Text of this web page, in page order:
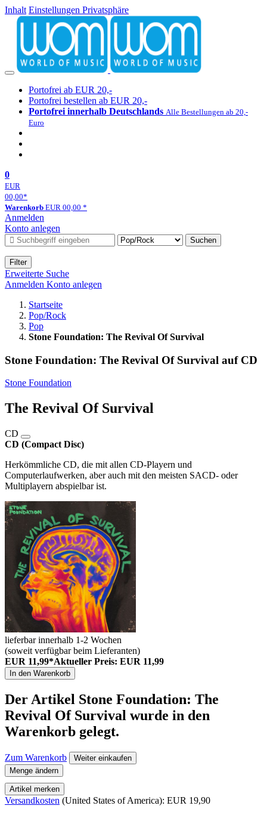
Inhalt Einstellungen Privatsphäre
Portofrei ab EUR 20,-
Portofrei bestellen ab EUR 20,-
Portofrei innerhalb Deutschlands Alle Bestellungen ab 20,-
Euro
0
EUR
00,00*
Warenkorb EUR 00,00 *
Anmelden
Konto anlegen
Suchen
Filter
Erweiterte Suche
Anmelden Konto anlegen
Startseite
Pop/Rock
Pop
Stone Foundation: The Revival Of Survival
Stone Foundation: The Revival Of Survival auf CD
Stone Foundation
The Revival Of Survival
CD
CD (Compact Disc)
Herkömmliche CD, die mit allen CD-Playern und
Computerlaufwerken, aber auch mit den meisten SACD- oder
Multiplayern abspielbar ist.
lieferbar innerhalb 1-2 Wochen
(soweit verfügbar beim Lieferanten)
EUR 11,99*Aktueller Preis: EUR 11,99
In den Warenkorb
Der Artikel Stone Foundation: The
Revival Of Survival wurde in den
Warenkorb gelegt.
Zum Warenkorb
Weiter einkaufen
Menge ändern
Artikel merken
Versandkosten (United States of America): EUR 19,90